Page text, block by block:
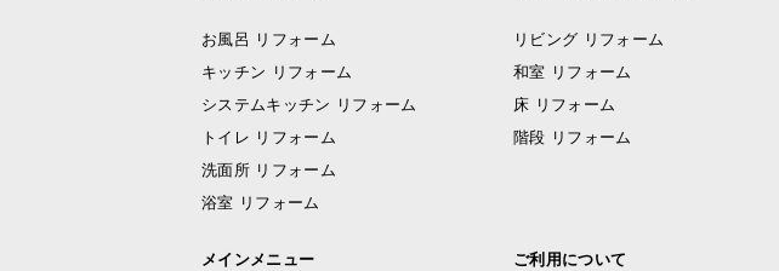
お風呂 リフォーム
キッチン リフォーム
システムキッチン リフォーム
トイレ リフォーム
洗面所 リフォーム
浴室 リフォーム
リビング リフォーム
和室 リフォーム
床 リフォーム
階段 リフォーム
メインメニュー ご利用について